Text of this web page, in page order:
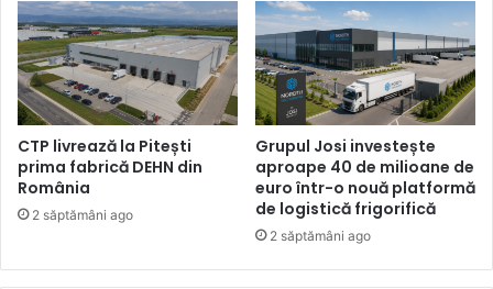
CTP livrează la Pitești
prima fabrică DEHN din
România
2 săptămâni ago
Grupul Josi investește
aproape 40 de milioane de
euro într-o nouă platformă
de logistică frigorifică
2 săptămâni ago